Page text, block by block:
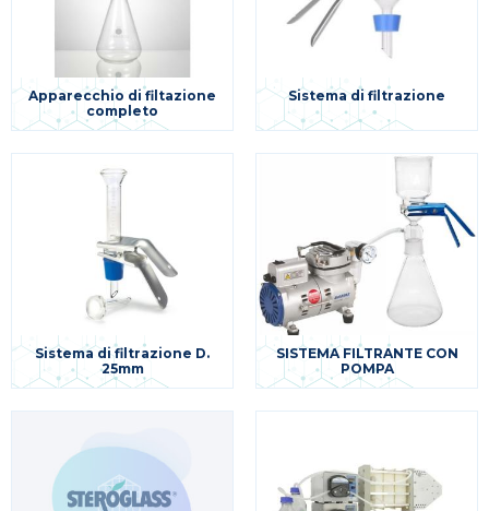
Sistemi da vuoto e trappole
Sistemi di filtrazione
Spettrofotometri e colorimetri
Stufe
Termometri e datalogger
Altra strumentazione per applicazioni specifiche
Apparecchio di filtazione
completo
Sistema di filtrazione
Sistema di filtrazione D.
25mm
SISTEMA FILTRANTE CON
POMPA